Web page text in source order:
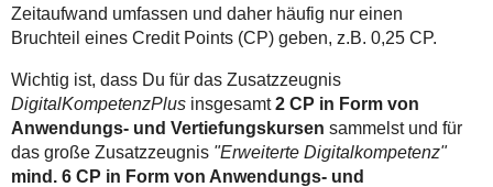
Zeitaufwand umfassen und daher häufig nur einen
Bruchteil eines Credit Points (CP) geben, z.B. 0,25 CP.
Wichtig ist, dass Du für das Zusatzzeugnis
DigitalKompetenzPlus insgesamt2 CP in Form von
Anwendungs- und Vertiefungskursen sammelst und für
das große Zusatzzeugnis "Erweiterte Digitalkompetenz"
mind. 6 CP in Form von Anwendungs- und